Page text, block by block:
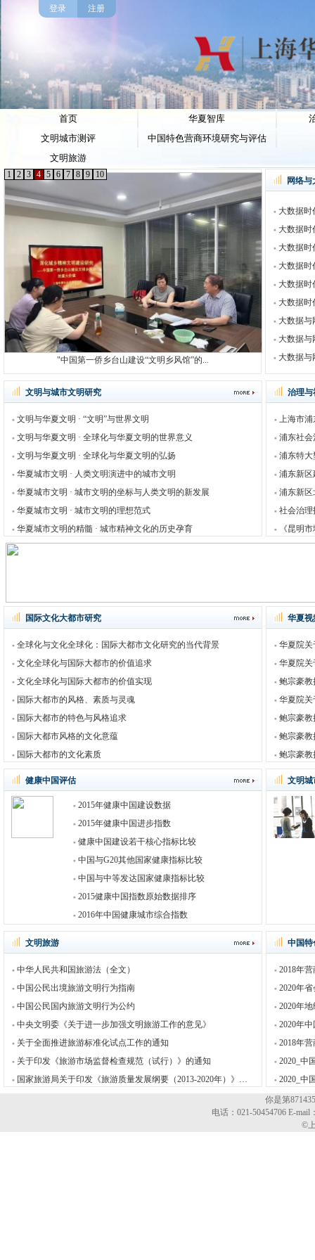
登录 注册
首页 华夏智库
文明城市测评
中国特色营商环境研究与评估
文明旅游
1 2 3 4 5 6 7 8 9 10
"中国第一侨乡台山建设“文明乡风馆”的...
网络与
大数据时
大数据时
大数据时
大数据时
大数据时
大数据时
大数据与
大数据与
大数据与
文明与城市文明研究
文明与华夏文明 · “文明”与世界文明
文明与华夏文明 · 全球化与华夏文明的世界意义
文明与华夏文明 · 全球化与华夏文明的弘扬
华夏城市文明 · 人类文明演进中的城市文明
华夏城市文明 · 城市文明的坐标与人类文明的新发展
华夏城市文明 · 城市文明的理想范式
华夏城市文明的精髓 · 城市精神文化的历史孕育
治理与
上海市浦
浦东社会
浦东特大
浦东新区
浦东新区
社会治理
《昆明
国际文化大都市研究
全球化与文化全球化：国际大都市文化研究的当代背景
文化全球化与国际大都市的价值追求
文化全球化与国际大都市的价值实现
国际大都市的风格、素质与灵魂
国际大都市的特色与风格追求
国际大都市风格的文化意蕴
国际大都市的文化素质
华夏视
华夏院关
华夏院关
鲍宗豪教
华夏院关
鲍宗豪教
鲍宗豪教
鲍宗豪教
健康中国评估
2015年健康中国建设数据
2015年健康中国进步指数
健康中国建设若干核心指标比较
中国与G20其他国家健康指标比较
中国与中等发达国家健康指标比较
2015健康中国指数原始数据排序
2016年中国健康城市综合指数
文明城
文明旅游
中华人民共和国旅游法（全文）
中国公民出境旅游文明行为指南
中国公民国内旅游文明行为公约
中央文明委《关于进一步加强文明旅游工作的意见》
关于全面推进旅游标准化试点工作的通知
关于印发《旅游市场监督检查规范（试行）》的通知
国家旅游局关于印发《旅游质量发展纲要（2013-2020年）》的通知
中国特
2018年
2020年
2020年
2020年
2018年
2020_中
2020_中
你是第
电话：021-50454706 E-
©